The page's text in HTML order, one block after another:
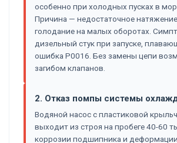
особенно при холодных пусках в
Причина — недостаточное
голодание на малых оборотах.
дизельный стук при запуске,
ошибка P0016. Без замены цепи
загибом клапанов.
2. Отказ помпы системы
Водяной насос с пластиковой
выходит из строя на пробеге 40-60
коррозии подшипника и